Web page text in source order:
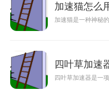
加速猫怎么
加速猫是一种神秘
四叶草加速
四叶草加速器是一